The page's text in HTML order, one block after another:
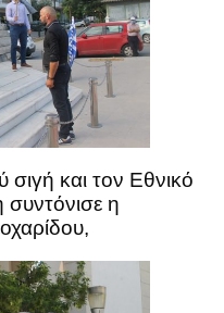
σιγή και τον Εθνικό
η